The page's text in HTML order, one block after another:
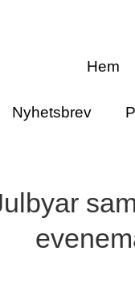
Hem
Nyhetsbrev